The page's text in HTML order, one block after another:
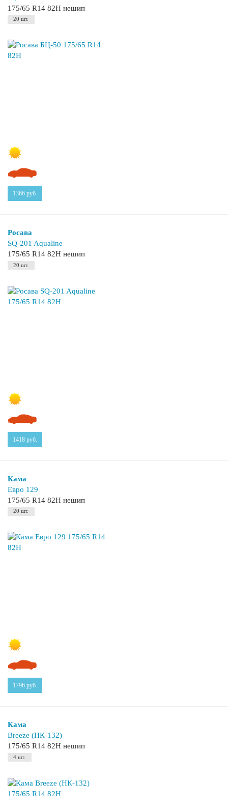
175/65 R14 82H нешип
20 шт.
1366 руб.
Росава
SQ-201 Aqualine
175/65 R14 82H нешип
20 шт.
1418 руб.
Кама
Евро 129
175/65 R14 82H нешип
20 шт.
1796 руб.
Кама
Breeze (НК-132)
175/65 R14 82H нешип
4 шт.